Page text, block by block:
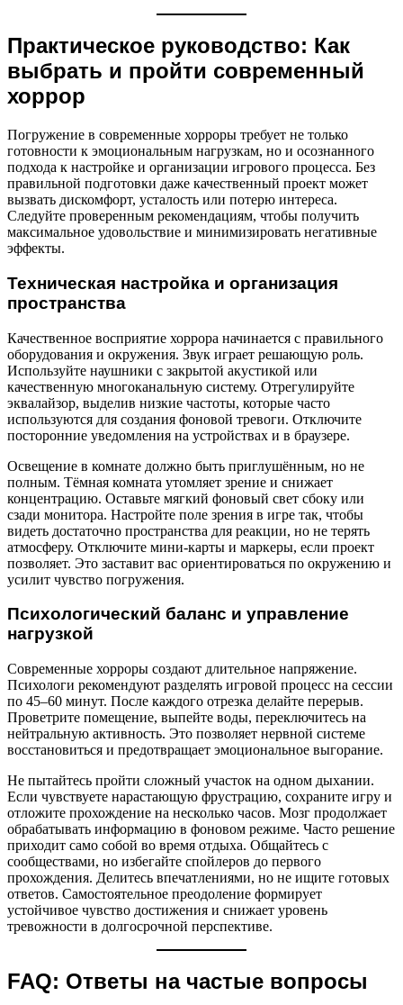
Практическое руководство: Как
выбрать и пройти современный
хоррор
Погружение в современные хорроры требует не только
готовности к эмоциональным нагрузкам, но и осознанного
подхода к настройке и организации игрового процесса. Без
правильной подготовки даже качественный проект может
вызвать дискомфорт, усталость или потерю интереса.
Следуйте проверенным рекомендациям, чтобы получить
максимальное удовольствие и минимизировать негативные
эффекты.
Техническая настройка и организация
пространства
Качественное восприятие хоррора начинается с правильного
оборудования и окружения. Звук играет решающую роль.
Используйте наушники с закрытой акустикой или
качественную многоканальную систему. Отрегулируйте
эквалайзор, выделив низкие частоты, которые часто
используются для создания фоновой тревоги. Отключите
посторонние уведомления на устройствах и в браузере.
Освещение в комнате должно быть приглушённым, но не
полным. Тёмная комната утомляет зрение и снижает
концентрацию. Оставьте мягкий фоновый свет сбоку или
сзади монитора. Настройте поле зрения в игре так, чтобы
видеть достаточно пространства для реакции, но не терять
атмосферу. Отключите мини-карты и маркеры, если проект
позволяет. Это заставит вас ориентироваться по окружению и
усилит чувство погружения.
Психологический баланс и управление
нагрузкой
Современные хорроры создают длительное напряжение.
Психологи рекомендуют разделять игровой процесс на сессии
по 45–60 минут. После каждого отрезка делайте перерыв.
Проветрите помещение, выпейте воды, переключитесь на
нейтральную активность. Это позволяет нервной системе
восстановиться и предотвращает эмоциональное выгорание.
Не пытайтесь пройти сложный участок на одном дыхании.
Если чувствуете нарастающую фрустрацию, сохраните игру и
отложите прохождение на несколько часов. Мозг продолжает
обрабатывать информацию в фоновом режиме. Часто решение
приходит само собой во время отдыха. Общайтесь с
сообществами, но избегайте спойлеров до первого
прохождения. Делитесь впечатлениями, но не ищите готовых
ответов. Самостоятельное преодоление формирует
устойчивое чувство достижения и снижает уровень
тревожности в долгосрочной перспективе.
FAQ: Ответы на частые вопросы